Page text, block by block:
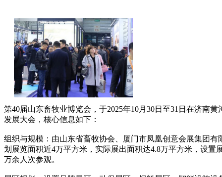
第40届山东畜牧业博览会，于2025年10月30日至31日在济南
发展大会，核心信息如下：
组织与规模‌：由山东省畜牧协会、厦门市凤凰创意会展集团
划展览面积近4万平方米，实际展出面积达4.8万平方米，设置
万余人次参观。